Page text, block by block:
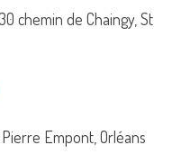
chemin de Chaingy, St
Empont, Orléans